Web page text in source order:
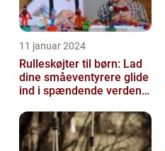
11 januar 2024
Rulleskøjter til børn: Lad
dine småeventyrere glide
ind i spændende verden